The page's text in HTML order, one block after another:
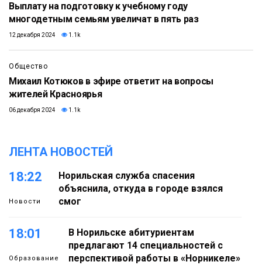
Выплату на подготовку к учебному году
многодетным семьям увеличат в пять раз
12 декабря 2024 1.1k
Общество
Михаил Котюков в эфире ответит на вопросы
жителей Красноярья
06 декабря 2024 1.1k
ЛЕНТА НОВОСТЕЙ
18:22
Новости
Норильская служба спасения
объяснила, откуда в городе взялся
смог
18:01
Образование
В Норильске абитуриентам
предлагают 14 специальностей с
перспективой работы в «Норникеле»